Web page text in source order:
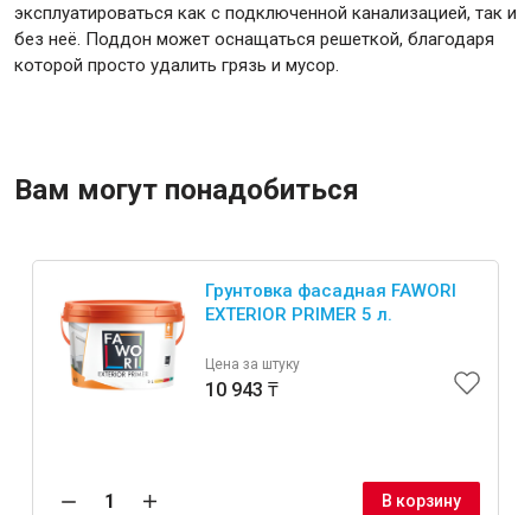
эксплуатироваться как с подключенной канализацией, так и
без неё. Поддон может оснащаться решеткой, благодаря
которой просто удалить грязь и мусор.
Вам могут понадобиться
Грунтовка фасадная FAWORI
EXTERIOR PRIMER 5 л.
Цена за штуку
10 943 ₸
В корзину
Сантехника
Крепежи
Монтажные ленты
Канаты, шнуры
Товары для бани и сауны